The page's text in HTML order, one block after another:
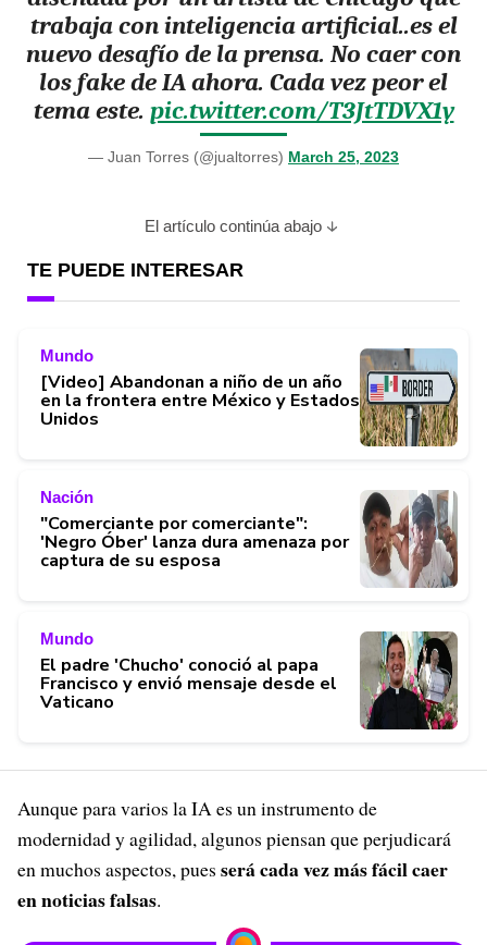
trabaja con inteligencia artificial..es el
nuevo desafío de la prensa. No caer con
los fake de IA ahora. Cada vez peor el
tema este. pic.twitter.com/T3JtTDVX1y
— Juan Torres (@jualtorres) March 25, 2023
El artículo continúa abajo
TE PUEDE INTERESAR
Mundo
[Video] Abandonan a niño de un año
en la frontera entre México y Estados
Unidos
Nación
"Comerciante por comerciante":
'Negro Óber' lanza dura amenaza por
captura de su esposa
Mundo
El padre 'Chucho' conoció al papa
Francisco y envió mensaje desde el
Vaticano
Aunque para varios la IA es un instrumento de
modernidad y agilidad, algunos piensan que perjudicará
en muchos aspectos, pues será cada vez más fácil caer
en noticias falsas.